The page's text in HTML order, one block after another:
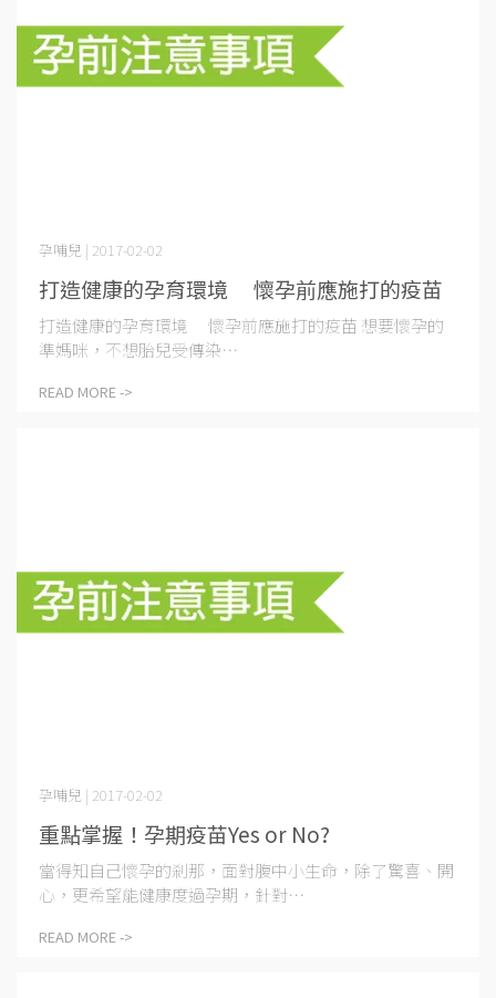
打造健康的孕育環境 懷孕前應施打的疫苗
孕哺兒 | 2017-02-02
打造健康的孕育環境 懷孕前應施打的疫苗 想要懷孕的
準媽咪，不想胎兒受傳染⋯
READ MORE ->
重點掌握！孕期疫苗Yes or No?
孕哺兒 | 2017-02-02
當得知自己懷孕的剎那，面對腹中小生命，除了驚喜、開
心，更希望能健康度過孕期，針對⋯
READ MORE ->